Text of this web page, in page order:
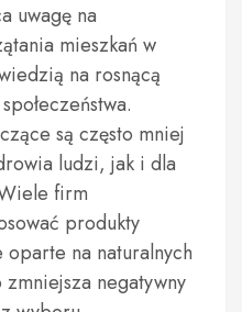
uwagę na
mieszkań w
na rosnącą
są często mniej
ludzi, jak i dla
firm
produkty
na naturalnych
zmniejsza negatywny